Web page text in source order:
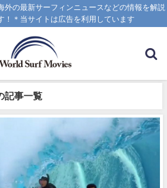
外の最新サーフィンニュースなどの情報を解説
！＊当サイトは広告を利用しています
記事一覧